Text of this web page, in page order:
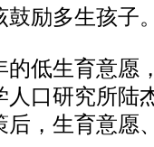
励多生孩子
低生育意愿
人口研究所陆
，生育意愿